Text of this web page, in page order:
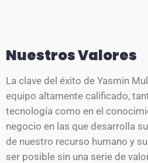
Nuestros Valores
La clave del éxito de Yasmin
equipo altamente calificado,
tecnología como en el
negocio en las que desarrolla
de nuestro recurso humano y
ser posible sin una serie de